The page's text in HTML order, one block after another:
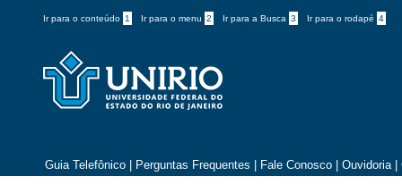
Ir para o conteúdo 1 Ir para o menu 2 Ir para a Busca 3 Ir para o rodapé 4
Guia Telefônico Perguntas Frequentes Fale Conosco Ouvidoria